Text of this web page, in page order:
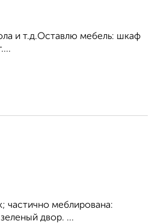
и т.д.Оставлю мебель: шкаф
частично меблирована:
двор. ...